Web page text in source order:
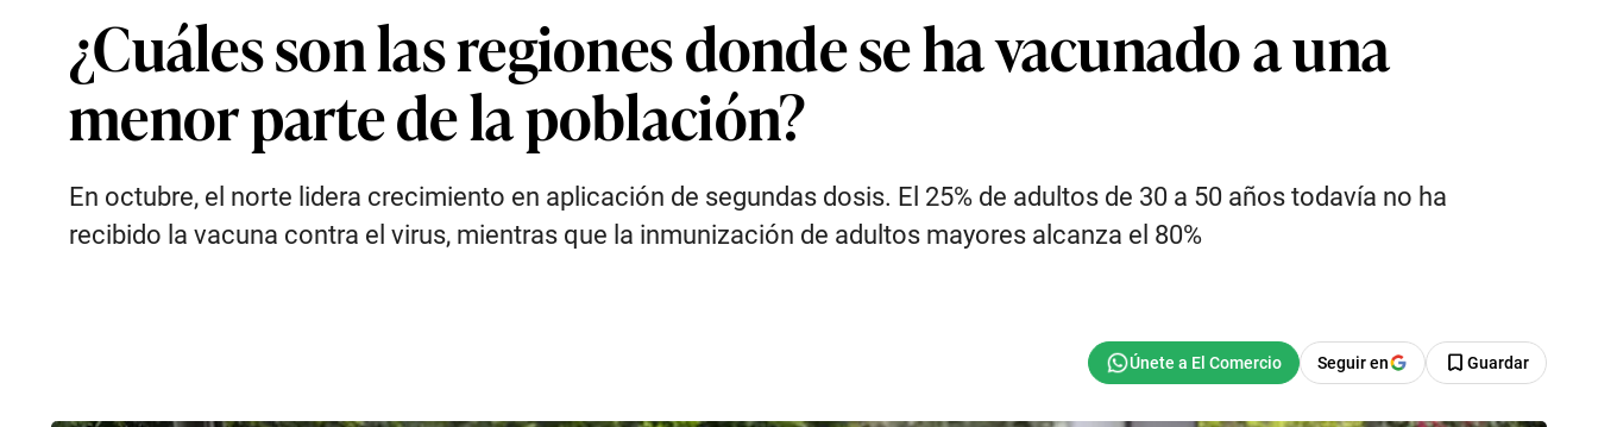
¿Cuáles son las regiones donde se ha vacunado a una
menor parte de la población?
En octubre, el norte lidera crecimiento en aplicación de segundas dosis. El 25% de adultos de 30 a 50 años todavía no ha
recibido la vacuna contra el virus, mientras que la inmunización de adultos mayores alcanza el 80%
Seguir en Guardar